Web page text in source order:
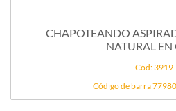
CHAPOTEANDO
Cód: 3919
Código de barra